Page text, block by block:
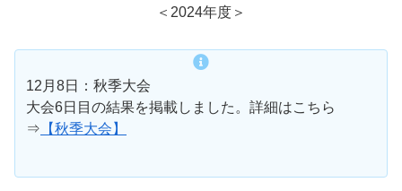
＜2024年度＞
12月8日：秋季大会
大会6日目の結果を掲載しました。詳細はこちら
⇒ 【秋季大会】